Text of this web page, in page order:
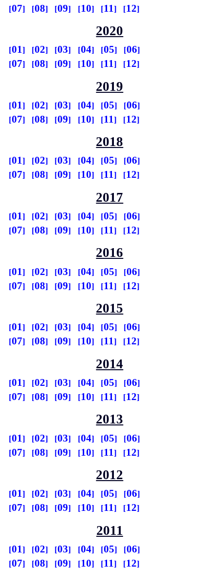
07 08 09 10 11 12
2020
01 02 03 04 05
06
07
08 09 10 11 12
2019
01 02 03 04 05
06
07
08 09 10 11 12
2018
01 02 03 04 05
06
07
08 09 10 11 12
2017
01 02 03 04 05
06
07
08 09 10 11 12
2016
01 02 03 04 05
06
07
08 09 10 11 12
2015
01 02 03 04 05
06
07
08 09 10 11 12
2014
01 02 03 04 05
06
07
08 09 10 11 12
2013
01 02 03 04 05
06
07
08 09 10 11 12
2012
01 02 03 04 05
06
07
08 09 10 11 12
2011
01 02 03 04 05
06
07
08 09 10 11 12